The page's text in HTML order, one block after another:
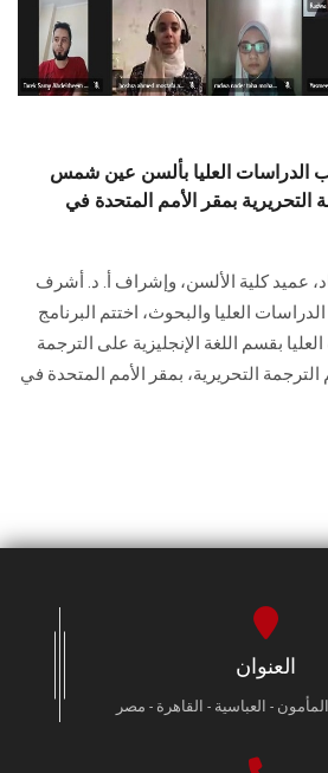
الدراسات العليا
الموظفون
سجل الان
الدراسات العليا بألسن عين شمس
التحريرية بمقر الأمم المتحدة في
عميد كلية الألسن، وإشراف أ. د. أشرف
العليا والبحوث، اختتم البرنامج
بقسم اللغة الإنجليزية على الترجمة
الترجمة التحريرية، بمقر الأمم المتحدة في
العنوان
- العباسية - القاهرة - مصر